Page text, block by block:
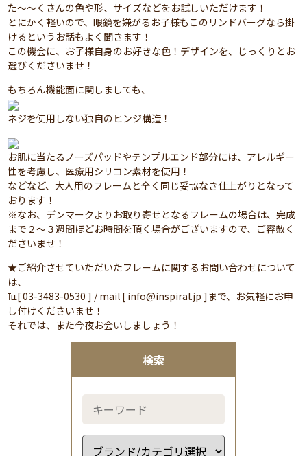
検索
た～～くさんの色や形、サイズなどをお試しいただけます！
とにかく軽いので、眼鏡を嫌がるお子様もこのリンドバーグなら掛
けるというお話もよく聞きます！
この機会に、お子様自身のお好きな色！デザインを、じっくりとお
選びくださいませ！
もちろん機能面に関しましても、
ネジを使用しない独自のヒンジ構造！
お肌に当たるノーズパッドやテンプルエンド部分には、アレルギー
性を考慮し、医療用シリコン素材を使用！
などなど、大人用のフレームと全く同じ妥協なき仕上がりとなって
おります！
※なお、デンマークよりお取り寄せとなるフレームの場合は、完成
まで２～３週間ほどお時間を頂く場合がございますので、ご容赦く
ださいませ！
★ご紹介させていただいたフレームに関するお問い合わせについて
は、
℡[ 03-3483-0530 ] / mail [ info@inspiral.jp ]まで、お気軽にお申
し付けくださいませ！
それでは、また今夜お会いしましょう！